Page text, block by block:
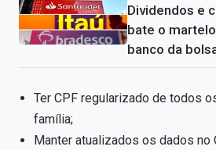
Dividendos e
bate o
banco da
Ter CPF regularizado de todos
família;
Manter atualizados os dados no